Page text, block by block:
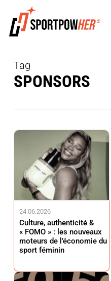
main
Tag
SPONSORS
24.06.2026
Culture, authenticité &
« FOMO » : les nouveaux
moteurs de l’économie du
sport féminin